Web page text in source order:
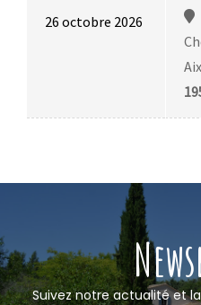
26 octobre 2026
Suivez notre actualité et